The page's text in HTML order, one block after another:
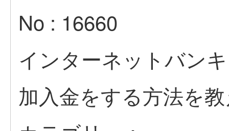
No : 16660
インターネットバン
加入金をする方法を